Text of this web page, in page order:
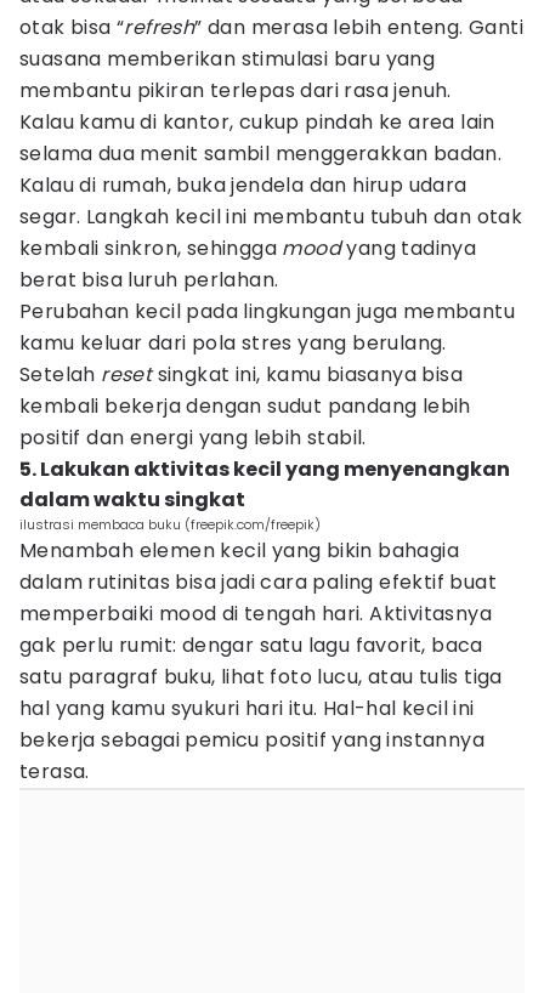
otak bisa “refresh” dan merasa lebih enteng. Ganti
suasana memberikan stimulasi baru yang
membantu pikiran terlepas dari rasa jenuh.
Kalau kamu di kantor, cukup pindah ke area lain
selama dua menit sambil menggerakkan badan.
Kalau di rumah, buka jendela dan hirup udara
segar. Langkah kecil ini membantu tubuh dan otak
kembali sinkron, sehingga moodyang tadinya
berat bisa luruh perlahan.
Perubahan kecil pada lingkungan juga membantu
kamu keluar dari pola stres yang berulang.
Setelah resetsingkat ini, kamu biasanya bisa
kembali bekerja dengan sudut pandang lebih
positif dan energi yang lebih stabil.
5. Lakukan aktivitas kecil yang menyenangkan
dalam waktu singkat
ilustrasi membaca buku (freepik.com/freepik)
Menambah elemen kecil yang bikin bahagia
dalam rutinitas bisa jadi cara paling efektif buat
memperbaiki mood di tengah hari. Aktivitasnya
gak perlu rumit: dengar satu lagu favorit, baca
satu paragraf buku, lihat foto lucu, atau tulis tiga
hal yang kamu syukuri hari itu. Hal-hal kecil ini
bekerja sebagai pemicu positif yang instannya
terasa.